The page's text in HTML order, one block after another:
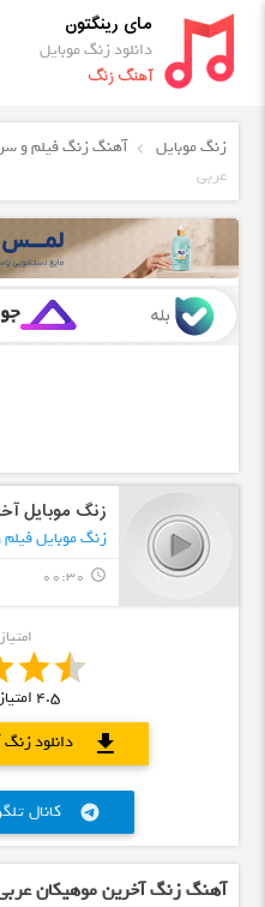
مای رینگتون
دانلود زنگ موبایل
آهنگ زنگ
زنگ موبایل آهنگ زنگ فیلم و
عربی
زنگ موبایل
زنگ موبایل
query_builder
00:30
4.5
دانلود
download
کانال telegram
آهنگ زنگ آخرین موهیکان